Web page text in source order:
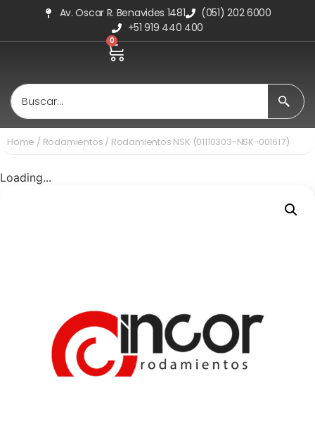
Av. Oscar R. Benavides 1481
(051) 202 6000
+51 919 440 400
0
Home / Rodamientos / Rodamientos NSK (01110303-NSK-001617)
Loading...